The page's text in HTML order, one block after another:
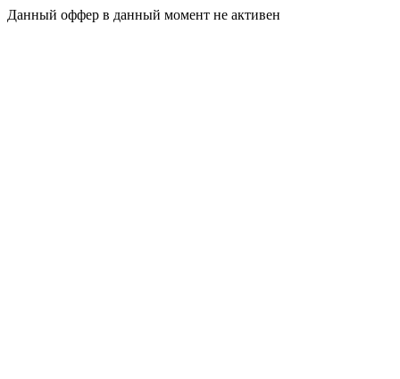
Данный оффер в данный момент не активен